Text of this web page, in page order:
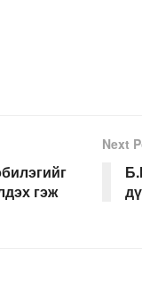
гэж
Next